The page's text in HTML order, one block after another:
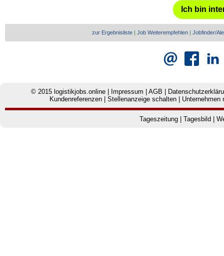
Ich bin
zur Ergebnisliste | Job Weiterempfehlen | Jobfinder/
© 2015 logistikjobs.online| Impressum AGB
Kundenreferenzen| Stellenanzeige schalten| Unternehmen
Tageszeitung Tagesbild